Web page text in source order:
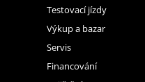
Testovací jízdy
Výkup a bazar
Servis
Financování